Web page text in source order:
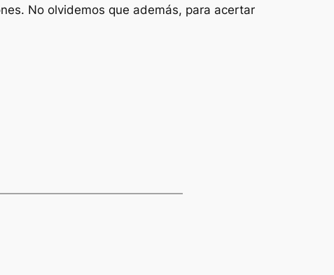
No olvidemos que además, para acertar